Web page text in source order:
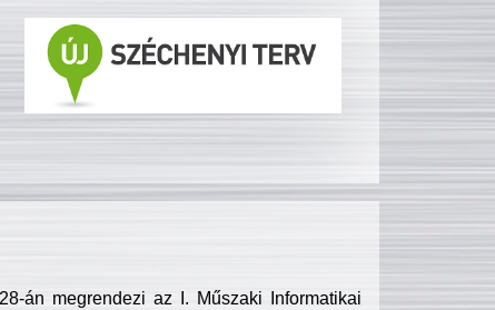
án megrendezi az I. Műszaki Informatikai